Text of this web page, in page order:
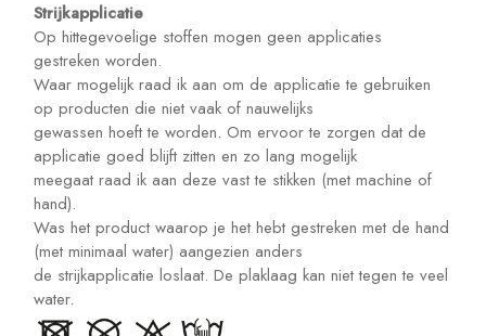
Strijkapplicatie
Op hittegevoelige stoffen mogen geen applicaties
gestreken worden.
Waar mogelijk raad ik aan om de applicatie te gebruiken
op producten die niet vaak of nauwelijks
gewassen hoeft te worden. Om ervoor te zorgen dat de
applicatie goed blijft zitten en zo lang mogelijk
meegaat raad ik aan deze vast te stikken (met machine of
hand).
Was het product waarop je het hebt gestreken met de hand
(met minimaal water) aangezien anders
de strijkapplicatie loslaat. De plaklaag kan niet tegen te veel
water.